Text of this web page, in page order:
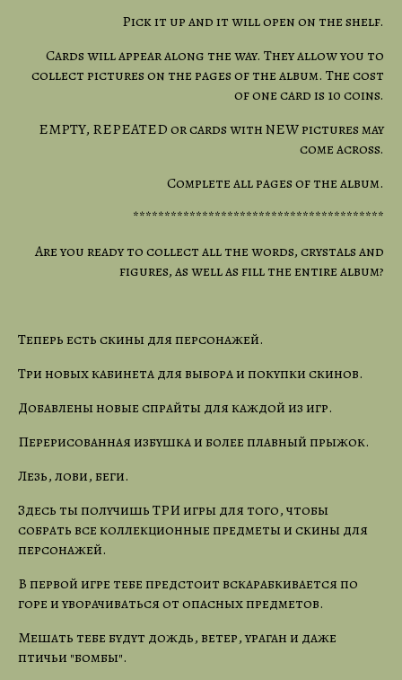
Pick it up and it will open on the shelf.
Cards will appear along the way. They allow you to
collect pictures on the pages of the album. The cost
of one card is 10 coins.
EMPTY, REPEATED or cards with NEW pictures may
come across.
Complete all pages of the album.
****************************************
Are you ready to collect all the words, crystals and
figures, as well as fill the entire album?
Теперь есть скины для персонажей.
Три новых кабинета для выбора и покупки скинов.
Добавлены новые спрайты для каждой из игр.
Перерисованная избушка и более плавный прыжок.
Лезь, лови, беги.
Здесь ты получишь ТРИ игры для того, чтобы
собрать все коллекционные предметы и скины для
персонажей.
В первой игре тебе предстоит вскарабкивается по
горе и уворачиваться от опасных предметов.
Мешать тебе будут дождь, ветер, ураган и даже
птичьи "бомбы".